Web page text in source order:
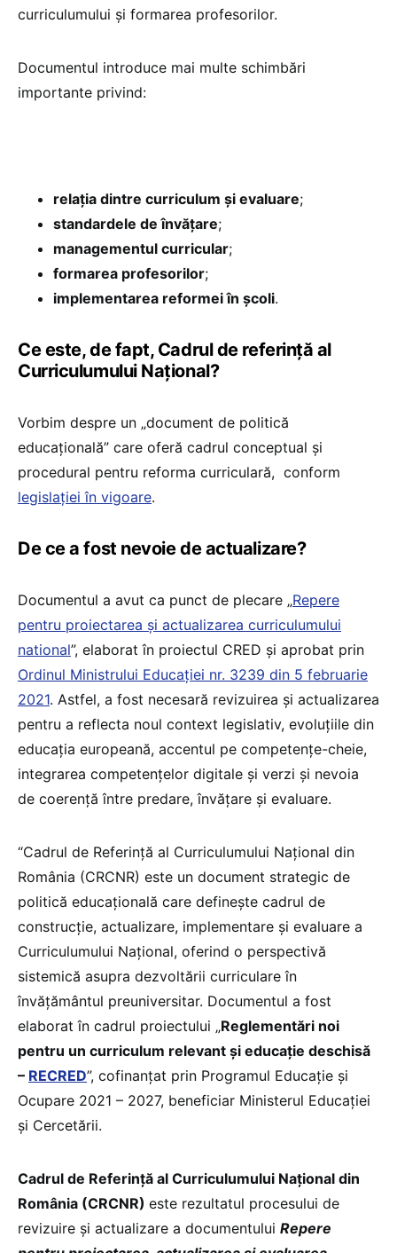
curriculumului și formarea profesorilor.
Documentul introduce mai multe schimbări
importante privind:
relația dintre curriculum și evaluare;
standardele de învățare;
managementul curricular;
formarea profesorilor;
implementarea reformei în școli.
Ce este, de fapt, Cadrul de referință al
Curriculumului Național?
Vorbim despre un „document de politică
educațională” care oferă cadrul conceptual și
procedural pentru reforma curriculară, conform
legislației în vigoare.
De ce a fost nevoie de actualizare?
Documentul a avut ca punct de plecare „Repere
pentru proiectarea și actualizarea curriculumului
national”, elaborat în proiectul CRED și aprobat prin
Ordinul Ministrului Educației nr. 3239 din 5 februarie
2021. Astfel, a fost necesară revizuirea și actualizarea
pentru a reflecta noul context legislativ, evoluțiile din
educația europeană, accentul pe competențe-cheie,
integrarea competențelor digitale și verzi și nevoia
de coerență între predare, învățare și evaluare.
“Cadrul de Referință al Curriculumului Național din
România (CRCNR) este un document strategic de
politică educațională care definește cadrul de
construcție, actualizare, implementare și evaluare a
Curriculumului Național, oferind o perspectivă
sistemică asupra dezvoltării curriculare în
învățământul preuniversitar. Documentul a fost
elaborat în cadrul proiectului „Reglementări noi
pentru un curriculum relevant și educație deschisă
– RECRED”, cofinanțat prin Programul Educație și
Ocupare 2021 – 2027, beneficiar Ministerul Educației
și Cercetării.
Cadrul de Referință al Curriculumului Național din
România (CRCNR) este rezultatul procesului de
revizuire și actualizare a documentului Repere